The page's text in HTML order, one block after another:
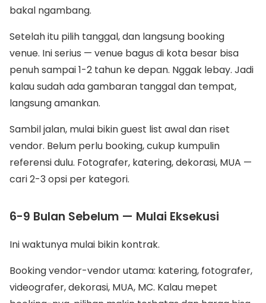
bakal ngambang.
Setelah itu pilih tanggal, dan langsung booking
venue. Ini serius — venue bagus di kota besar bisa
penuh sampai 1-2 tahun ke depan. Nggak lebay. Jadi
kalau sudah ada gambaran tanggal dan tempat,
langsung amankan.
Sambil jalan, mulai bikin guest list awal dan riset
vendor. Belum perlu booking, cukup kumpulin
referensi dulu. Fotografer, katering, dekorasi, MUA —
cari 2-3 opsi per kategori.
6-9 Bulan Sebelum — Mulai Eksekusi
Ini waktunya mulai bikin kontrak.
Booking vendor-vendor utama: katering, fotografer,
videografer, dekorasi, MUA, MC. Kalau mepet